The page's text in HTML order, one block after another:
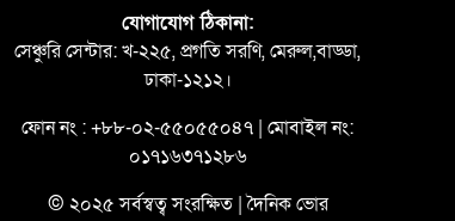
যোগাযোগ ঠিকানা:
সেঞ্চুরি সেন্টার: খ-২২৫, প্রগতি সরণি, মেরুল,বাড্ডা,
ঢাকা-১২১২।
ফোন নং : +৮৮-০২-৫৫০৫৫০৪৭ | মোবাইল নং:
০১৭১৬৩৭১২৮৬
© ২০২৫ সর্বস্বত্ব সংরক্ষিত | দৈনিক ভোর